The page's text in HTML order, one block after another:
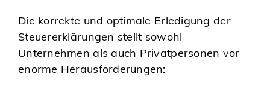
Die korrekte und optimale Erledigung der
Steuererklärungen stellt sowohl
Unternehmen als auch Privatpersonen vor
enorme Herausforderungen: